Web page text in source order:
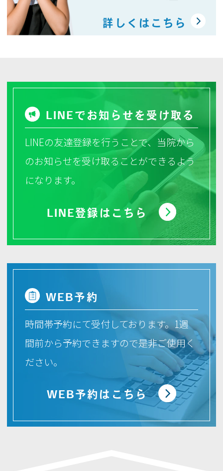
る方も多数いらっしゃいます。
今はしっかりお薬を使って下さい。
一方、スギ花粉の根本的な治療である舌下
ります。
このようにスギ花粉舌下免疫療法のスギ花
粉症に対する効果は充分にあると考えら
れ、辛い時期を少しでも楽に過ごすために
はお勧めです。
さて、スギ舌下免疫療法は通常６月、ある
いは７月から開始できますが、２年前から
希望者が非常に多くなり、供給が間に合わ
ず、出荷調整がかかっている状態となりま
（既に開始している方については、問題ご
す。）
内できる「入荷待ち予約」
たしました。
スギ舌下免疫療法新規開始希望の方へ
本日より、「入荷待ち予約」を開始いたし
入荷次第、こちらの予約フォームに入力い
ただいた方から順番に当院よりお電話させ
ていただきます。
【入荷待ち予約はこちらから】
https://forms.gle/ph7PDtYCTrEwUPgu9
詳しくはこちら
LINEでお知らせを受け取る
LINEの友達登録を行うことで、当院から
のお知らせを受け取ることができるよう
になります。
LINE登録はこちら
WEB予約
時間帯予約にて受付しております。1週
間前から予約できますので是非ご使用く
ださい。
WEB予約はこちら